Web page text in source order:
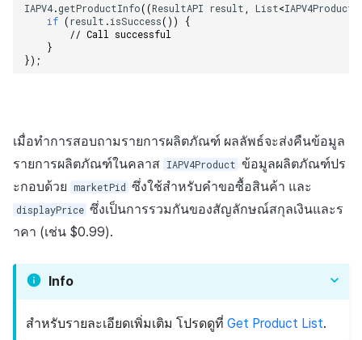
IAPV4.getProductInfo((ResultAPI result List<IAPV4Product
if (result .isSuccess())
{
// Call successful
}
});
เมื่อทำการสอบถามรายการผลิตภัณฑ์ ผลลัพธ์จะส่งคืนข้อมูล
รายการผลิตภัณฑ์ในคลาส IAPV4Product ข้อมูลผลิตภัณฑ์ปร
ะกอบด้วย
marketPid ซึ่งใช้สำหรับคำขอซื้อสินค้า และ
displayPrice ซึ่งเป็นการรวมกันของสัญลักษณ์สกุลเงินและร
าคา (เช่น $0.99).
Info
สำหรับรายละเอียดเพิ่มเติม โปรดดูที่ Get Product List.